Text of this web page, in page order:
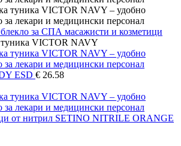
за СПА масажисти и козметици
VICTOR NAVY
ESD € 26.58
от нитрил SETINO NITRILE ORANGE